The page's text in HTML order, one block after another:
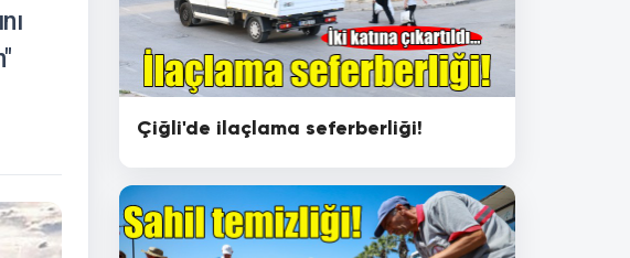
Çiğli'de ilaçlama seferberliği!